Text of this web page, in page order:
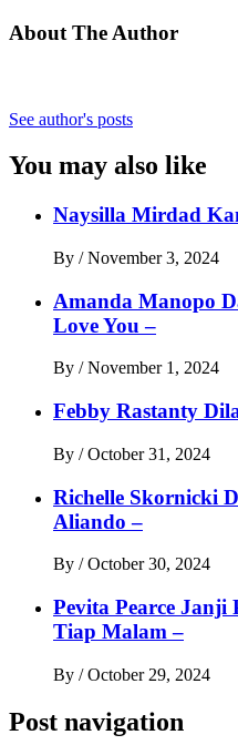
About The Author
See author's posts
You may also like
Naysilla Mirdad
By / November 3, 2024
Amanda Manopo
Love You –
By / November 1, 2024
Febby Rastanty
By / October 31, 2024
Richelle Skornicki
Aliando –
By / October 30, 2024
Pevita Pearce Janji
Tiap Malam –
By / October 29, 2024
Post navigation